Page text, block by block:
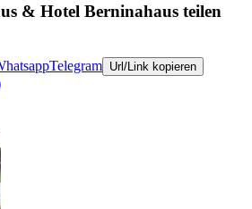
& Hotel Berninahaus teilen
Telegram Url/Link kopieren